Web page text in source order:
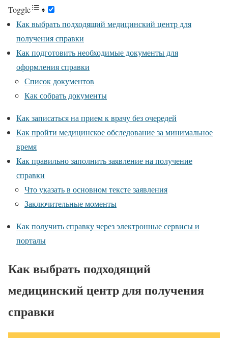
Toggle
Как выбрать подходящий медицинский центр для
получения справки
Как подготовить необходимые документы для
оформления справки
Список документов
Как собрать документы
Как записаться на прием к врачу без очередей
Как пройти медицинское обследование за минимальное
время
Как правильно заполнить заявление на получение
справки
Что указать в основном тексте заявления
Заключительные моменты
Как получить справку через электронные сервисы и
порталы
Как выбрать подходящий
медицинский центр для получения
справки